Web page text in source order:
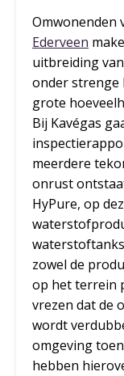
Omwonenden
Ederveen
uitbreiding
onder strenge
grote
Bij Kavégas
meerdere
onrust
HyPure, op
zowel de
op het terrein
vrezen dat de
wordt
omgeving
hebben